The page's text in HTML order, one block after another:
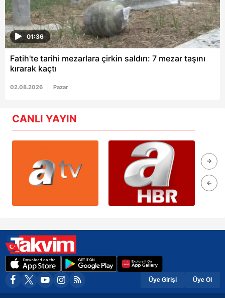
01:36
Fatih'te tarihi mezarlara çirkin saldırı: 7 mezar taşını
kırarak kaçtı
02.08.2026 Pazar
CANLI YAYIN
Üye Girişi Üye Ol